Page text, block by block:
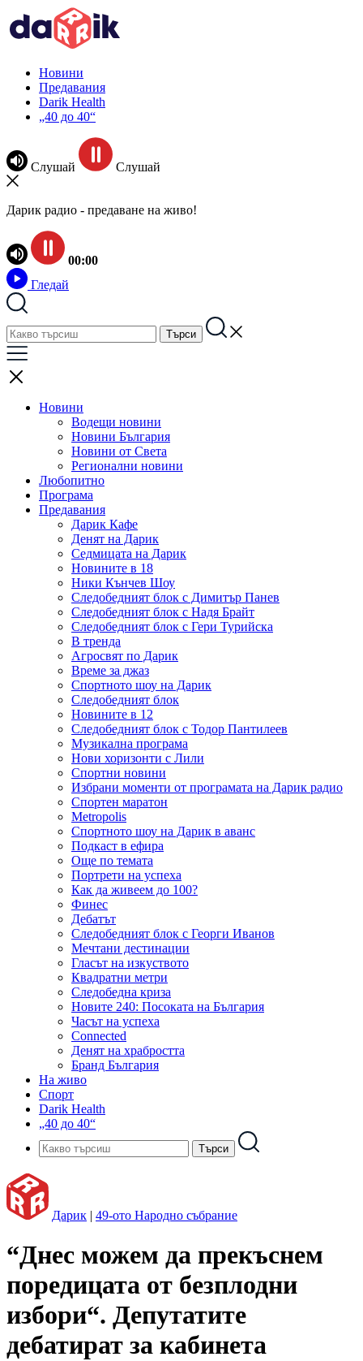
Новини
Предавания
Darik Health
„40 до 40“
Слушай Слушай
Дарик радио - предаване на живо!
00:00
Гледай
Новини
Водещи новини
Новини България
Новини от Света
Регионални новини
Любопитно
Програма
Предавания
Дарик Кафе
Денят на Дарик
Седмицата на Дарик
Новините в 18
Ники Кънчев Шоу
Следобедният блок с Димитър Панев
Следобедният блок с Надя Брайт
Следобедният блок с Гери Турийска
В тренда
Агросвят по Дарик
Време за джаз
Спортното шоу на Дарик
Следобедният блок
Новините в 12
Следобедният блок с Тодор Пантилеев
Музикална програма
Нови хоризонти с Лили
Спортни новини
Избрани моменти от програмата на Дарик радио
Спортен маратон
Metropolis
Спортното шоу на Дарик в аванс
Подкаст в ефира
Още по темата
Портрети на успеха
Как да живеем до 100?
Финес
Дебатът
Следобедният блок с Георги Иванов
Мечтани дестинации
Гласът на изкуството
Квадратни метри
Следобедна криза
Новите 240: Посоката на България
Часът на успеха
Connected
Денят на храбростта
Бранд България
На живо
Спорт
Darik Health
„40 до 40“
Дарик | 49-ото Народно събрание
“Днес можем да прекъснем
поредицата от безплодни
избори“. Депутатите
дебатират за кабинета